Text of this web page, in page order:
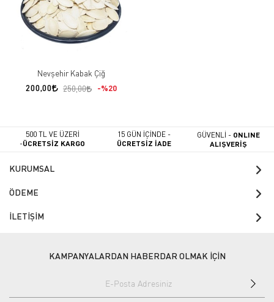
Nevşehir Kabak Çiğ
200,00 250,00 %20
500 TL VE ÜZERİ
-ÜCRETSİZ KARGO
15 GÜN İÇİNDE -
ÜCRETSİZ İADE
GÜVENLİ - ONLINE
ALIŞVERİŞ
KURUMSAL
ÖDEME
İLETİŞİM
KAMPANYALARDAN HABERDAR OLMAK İÇİN